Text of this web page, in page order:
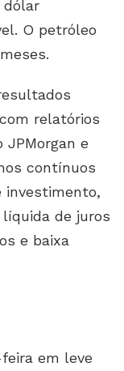
dólar
O petróleo
relatórios
e
contínuos
investimento,
de juros
e baixa
em leve